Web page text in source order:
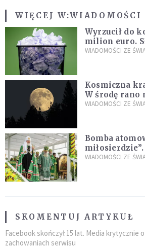
WIĘCEJ W:WIADOMOŚCI
Wyrzucił do
milion euro.
poszukiwania
WIADOMOŚCI ZE
Kosmiczna
W środę rano
powierzchni
WIADOMOŚCI ZE
Bomba
wychwala
WIADOMOŚCI ZE
SKOMENTUJ ARTYKUŁ
Facebook skończył 15 lat. Media krytycznie
zachowaniach serwisu